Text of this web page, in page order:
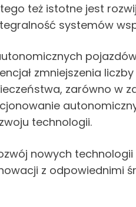
też istotne jest
systemów
zmniejszenia
zarówno w
technologii.
nowych
z odpowiednimi